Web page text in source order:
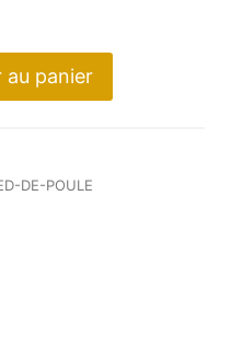
au panier
DE-POULE